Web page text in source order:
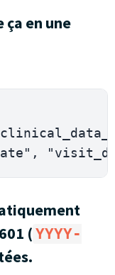
ça en une
,
( YYYY-